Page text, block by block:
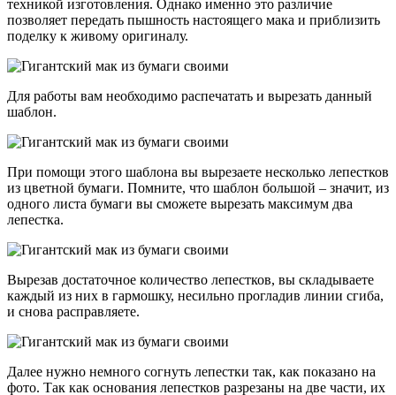
техникой изготовления. Однако именно это различие
позволяет передать пышность настоящего мака и приблизить
поделку к живому оригиналу.
Для работы вам необходимо распечатать и вырезать данный
шаблон.
При помощи этого шаблона вы вырезаете несколько лепестков
из цветной бумаги. Помните, что шаблон большой – значит, из
одного листа бумаги вы сможете вырезать максимум два
лепестка.
Вырезав достаточное количество лепестков, вы складываете
каждый из них в гармошку, несильно прогладив линии сгиба,
и снова расправляете.
Далее нужно немного согнуть лепестки так, как показано на
фото. Так как основания лепестков разрезаны на две части, их